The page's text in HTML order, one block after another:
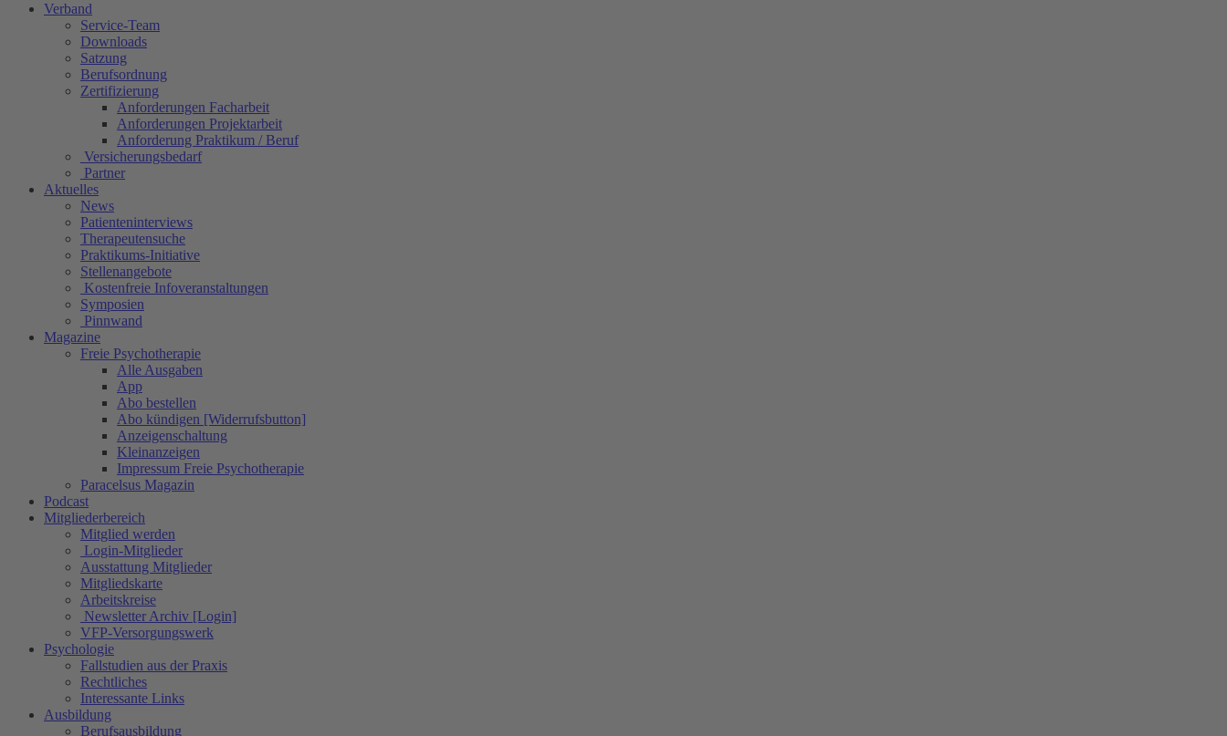
Verband
Service-Team
Downloads
Satzung
Berufsordnung
Zertifizierung
Anforderungen Facharbeit
Anforderungen Projektarbeit
Anforderung Praktikum / Beruf
Versicherungsbedarf
Partner
Aktuelles
News
Patienteninterviews
Therapeutensuche
Praktikums-Initiative
Stellenangebote
Kostenfreie Infoveranstaltungen
Symposien
Pinnwand
Magazine
Freie Psychotherapie
Alle Ausgaben
App
Abo bestellen
Abo kündigen [Widerrufsbutton]
Anzeigenschaltung
Kleinanzeigen
Impressum Freie Psychotherapie
Paracelsus Magazin
Podcast
Mitgliederbereich
Mitglied werden
Login-Mitglieder
Ausstattung Mitglieder
Mitgliedskarte
Arbeitskreise
Newsletter Archiv [Login]
VFP-Versorgungswerk
Psychologie
Fallstudien aus der Praxis
Rechtliches
Interessante Links
Ausbildung
Berufsausbildung